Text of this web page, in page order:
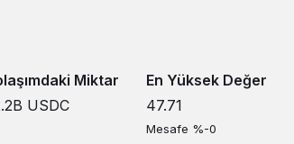
Miktar
USDC
En Yüksek Değer
47.71
Mesafe %-0